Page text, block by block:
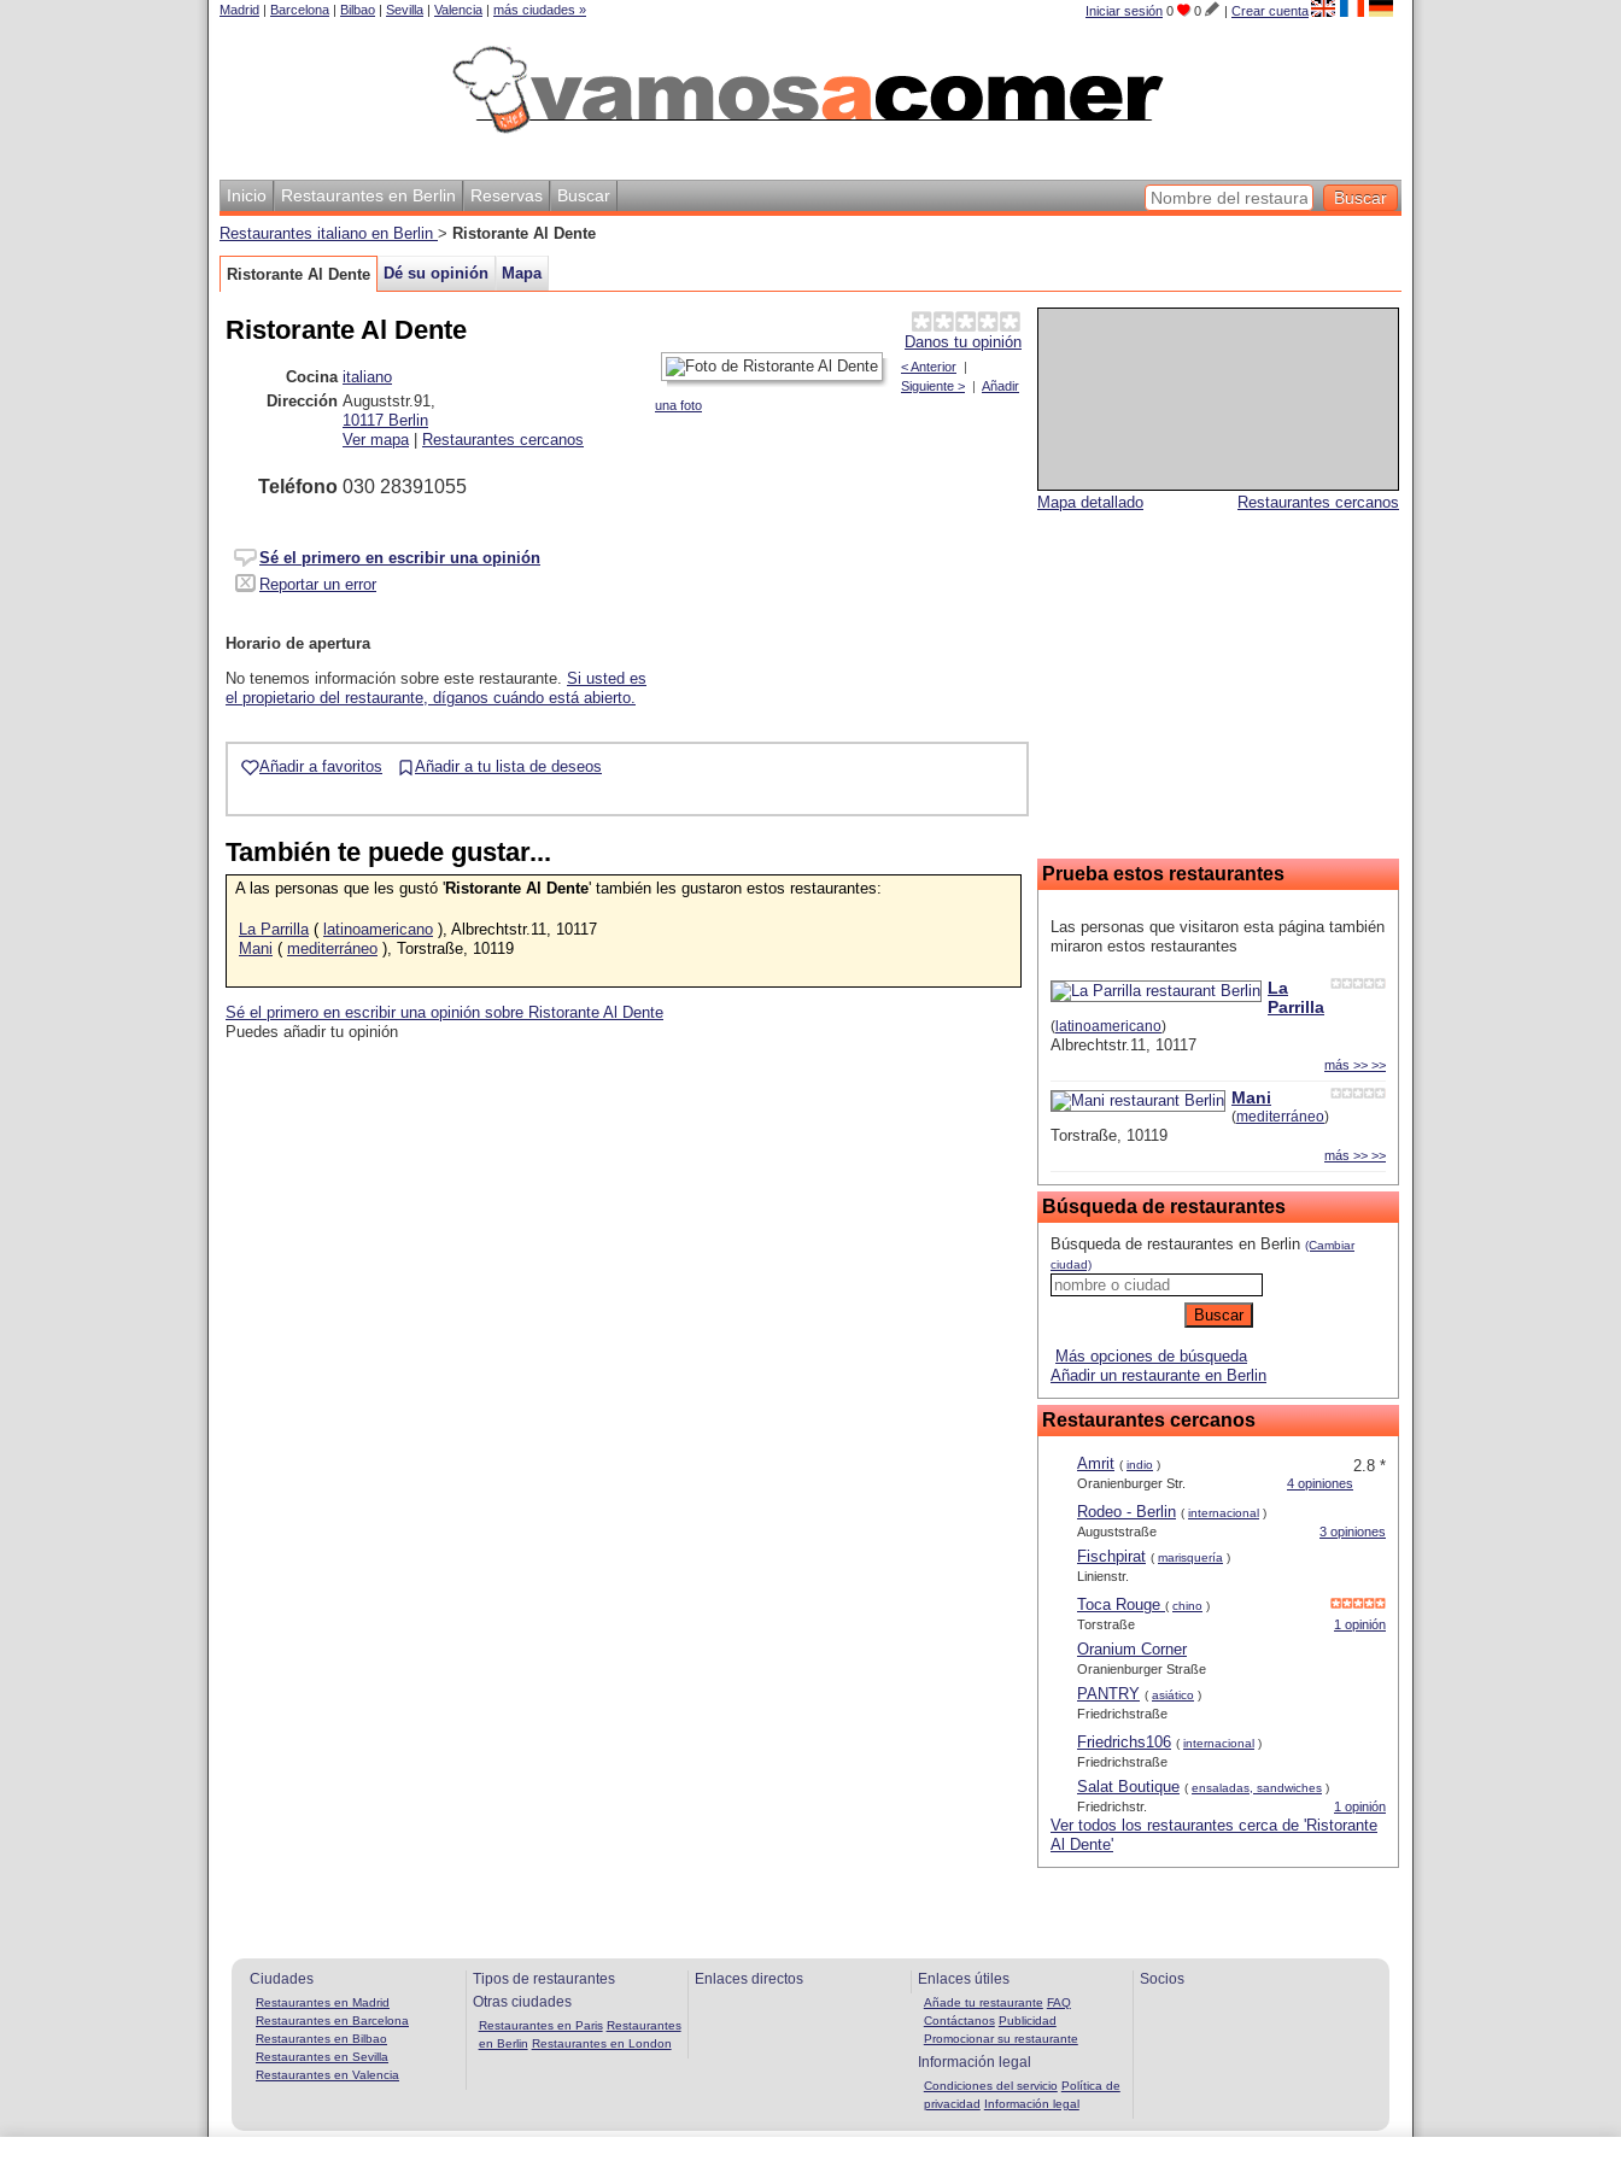
Iniciar sesión 0 0 | Crear cuenta
Madrid | Barcelona | Bilbao | Sevilla | Valencia | más ciudades »
Inicio Restaurantes en Berlin Reservas Buscar
Restaurantes italiano en Berlin > Ristorante Al Dente
Ristorante Al Dente Dé su opinión Mapa
Restaurantes cercanos
Mapa detallado
Prueba estos restaurantes
Las personas que visitaron esta página también
miraron estos restaurantes
La
Parrilla
( latinoamericano)
Albrechtstr.11, 10117
más >> >>
Mani
(mediterráneo)
Torstraße, 10119
más >> >>
Búsqueda de restaurantes
Búsqueda de restaurantes en Berlin (Cambiar
ciudad)
Más opciones de búsqueda
Añadir un restaurante en Berlin
Restaurantes cercanos
2.8 *
Amrit ( indio )
4 opiniones
Oranienburger Str.
Rodeo - Berlin ( internacional )
3 opiniones
Auguststraße
Fischpirat ( marisquería )
Linienstr.
Toca Rouge ( chino )
1 opinión
Torstraße
Oranium Corner
Oranienburger Straße
PANTRY ( asiático )
Friedrichstraße
Friedrichs106 ( internacional )
Friedrichstraße
Salat Boutique ( ensaladas, sandwiches )
1 opinión
Friedrichstr.
Ver todos los restaurantes cerca de 'Ristorante
Al Dente'
Danos tu opinión
Ristorante Al Dente
< Anterior |
Siguiente > | Añadir
una foto
Cocina italiano
Dirección Auguststr.91,
10117 Berlin
Ver mapa| Restaurantes cercanos
Teléfono 030 28391055
Sé el primero en escribir una opinión
Reportar un error
Horario de apertura
No tenemos información sobre este restaurante. Si usted es
el propietario del restaurante, díganos cuándo está abierto.
Añadir a favoritos Añadir a tu lista de deseos
También te puede gustar...
A las personas que les gustó 'Ristorante Al Dente' también les gustaron estos restaurantes:
La Parrilla ( latinoamericano ), Albrechtstr.11, 10117
Mani ( mediterráneo ), Torstraße, 10119
Sé el primero en escribir una opinión sobre Ristorante Al Dente
Puedes añadir tu opinión
Ciudades
Restaurantes en Madrid
Restaurantes en Barcelona
Restaurantes en Bilbao
Restaurantes en Sevilla
Restaurantes en Valencia
Tipos de restaurantes
Otras ciudades
Restaurantes en Paris Restaurantes
en Berlin Restaurantes en London
Enlaces directos Enlaces útiles
Añade tu restaurante FAQ
Contáctanos Publicidad
Promocionar su restaurante
Información legal
Condiciones del servicio Política de
privacidad Información legal
Socios